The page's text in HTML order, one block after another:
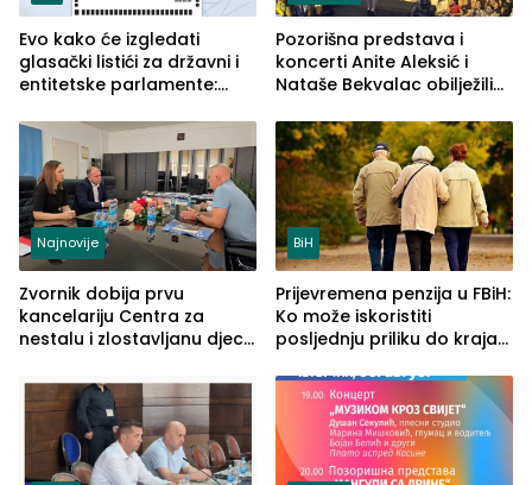
Evo kako će izgledati
glasački listići za državni i
entitetske parlamente:
vidljive na njima
Pozorišna predstava i
koncerti Anite Aleksić i
Nataše Bekvalac obilježili
ljeta (FOTO)
Najnovije
Zvornik dobija prvu
kancelariju Centra za
nestalu i zlostavljanu djecu
BiH
Prijevremena penzija u FBiH:
Ko može iskoristiti
posljednju priliku do kraja